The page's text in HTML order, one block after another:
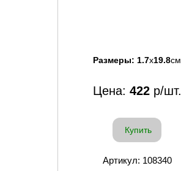
Размеры: 1.7x19.8см
Цена: 422р/шт.
Купить
Артикул: 108340